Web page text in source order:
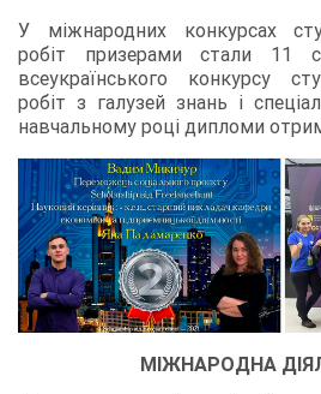
У міжнародних конкурсах
робіт призерами стали 11
всеукраїнського конкурсу
робіт з галузей знань і
навчальному році дипломи
МІЖНАРОДНА